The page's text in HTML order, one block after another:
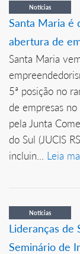
Notícias
Santa Maria é
abertura de
Santa Maria
5ª posição no
de empresas
pela Junta
do Sul (JUCIS
incluin... Leia
Notícias
Lideranças de
Seminário de